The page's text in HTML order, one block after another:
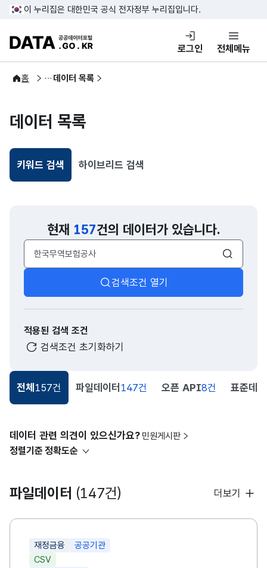
콘텐츠 바로가기
푸터 바로가기
이 누리집은 대한민국 공식 전자정부 누리집입니다.
DATA.GO.KR 공공데이터포털
로그인 전체메뉴
홈
공공데이터 데이터 목록
데이터 목록
키워드 검색
선택됨
하이브리드 검색
현재 157건의 데이터가 있습니다.
검색어 입력창
검색
검색조건 열기
적용된 검색 조건
검색조건 초기화하기
전체 157건 파일데이터 147건 오픈 API8건 표준데
데이터 관련 의견이 있으신가요? 민원게시판
정렬기준 정확도순
파일데이터 (147건) 더보기
재정금융
공공기관
CSV